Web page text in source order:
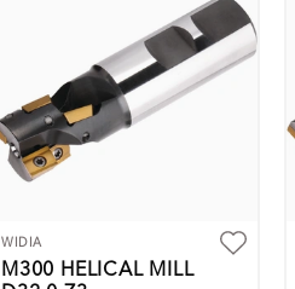
WIDIA
M300 HELICAL MILL